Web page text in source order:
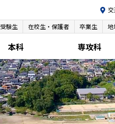
受験生 在校生・保護者 卒業生 地
本科 専攻科